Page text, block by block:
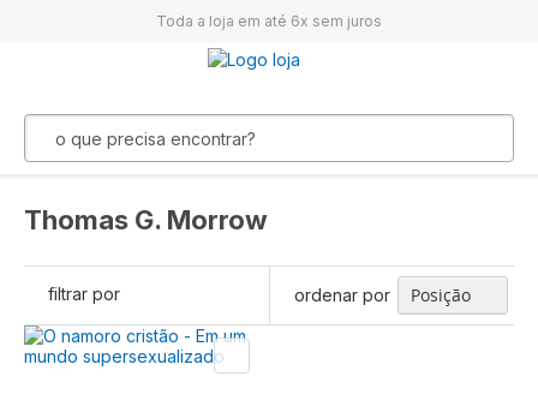
Toda a loja em até 6x sem juros
Thomas G. Morrow
ordenar por
filtrar por